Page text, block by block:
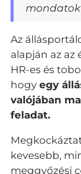
Az
alapján az az
HR-es és
hogy egy
valójában
feladat.
kevesebb,
meggyőzési